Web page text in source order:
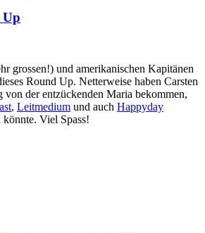
Up
grossen!) und amerikanischen Kapitänen
Round Up. Netterweise haben Carsten
von der entzückenden Maria bekommen,
, Leitmedium und auch Happyday
Viel Spass!